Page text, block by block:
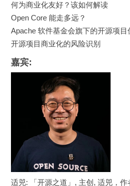
何为商业化友好？该如何解读
Open Core 能走多远？
Apache 软件基金会旗下的开源项目
开源项目商业化的风险识别
嘉宾:
适兕: 「开源之道」, 主创, 适兕，作